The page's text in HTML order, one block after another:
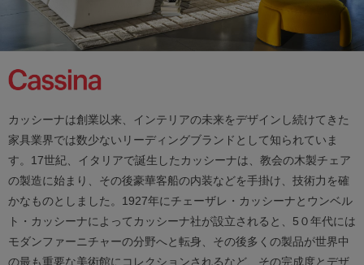
カッシーナは創業以来、インテリアの未来をデザインし続けてきた
家具業界では数少ないリーディングブランドとして知られていま
す。17世紀、イタリアで誕生したカッシーナは、教会の木製チェア
の製造に始まり、その後豪華客船の内装などを手掛け、技術力を確
かなものとしました。1927年にチェーザレ・カッシーナとウンベル
ト・カッシーナによってカッシーナ社が設立されると、5０年代には
モダンファーニチャーの分野へと転身、その後多くの製品が世界中
の最も重要な美術館にコレクションされるなど、その完成度とデザ